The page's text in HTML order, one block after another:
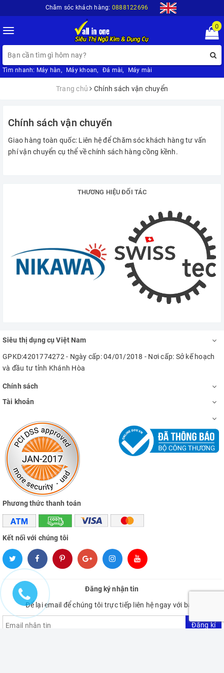
Chăm sóc khách hàng: 0888122696
Toggle
navigation
0
Tìm nhanh: Máy hàn, Máy khoan, Đá mài, Máy mài
Trang chủ Chính sách vận chuyển
Chính sách vận chuyển
Giao hàng toàn quốc: Liên hệ để Chăm sóc khách hàng tư vấn
phí vận chuyển cụ thể về chính sách hàng cồng kềnh.
THƯƠNG HIỆU ĐỐI TÁC
Siêu thị dụng cụ Việt Nam
GPKD:4201774272 - Ngày cấp: 04/01/2018 - Nơi cấp: Sở kế hoạch
và đầu tư tỉnh Khánh Hòa
Chính sách
Tài khoản
Phương thức thanh toán
Kết nối với chúng tôi
Đăng ký nhận tin
Để lại email để chúng tôi trực tiếp liên hệ ngay với bạn.
Đăng kí